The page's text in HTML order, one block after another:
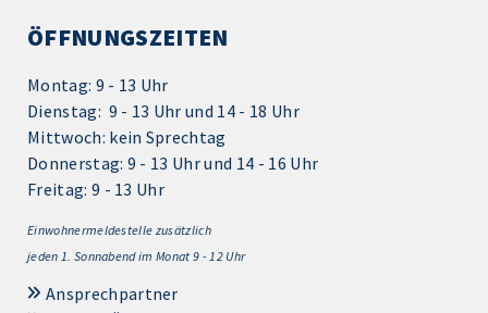
ÖFFNUNGSZEITEN
Montag: 9 - 13 Uhr
Dienstag: 9 - 13 Uhr und 14 - 18 Uhr
Mittwoch: kein Sprechtag
Donnerstag: 9 - 13 Uhr und 14 - 16 Uhr
Freitag: 9 - 13 Uhr
Einwohnermeldestelle zusätzlich
jeden 1. Sonnabend im Monat 9 - 12 Uhr
Ansprechpartner